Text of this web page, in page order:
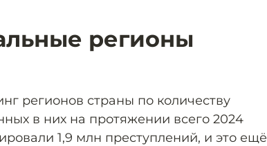
регионы
регионов страны по количеству
в них на протяжении всего 2024
1,9 млн преступлений, и это ещё